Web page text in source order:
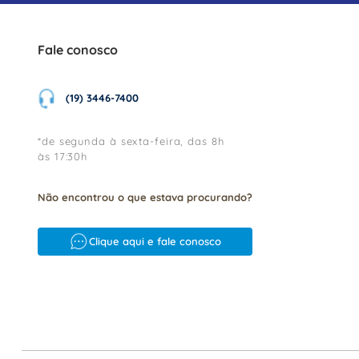
Fale conosco
(19) 3446-7400
*de segunda à sexta-feira, das 8h
às 17:30h
Não encontrou o que estava procurando?
Clique aqui e fale conosco